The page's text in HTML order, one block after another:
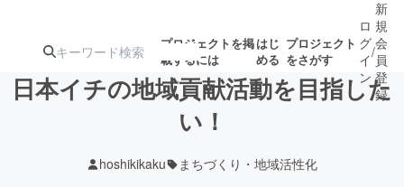
プロジェクトを掲
載するには
はじ
める
プロジェクト
をさがす
ターン
ジェクト
募集終了が近いプ
ロジェクト
ロ
グ
イ
ン
/
新
規
会
員
登
録
日本イチの地域貢献活動を目指した
い！
hoshikikaku まちづくり・地域活性化